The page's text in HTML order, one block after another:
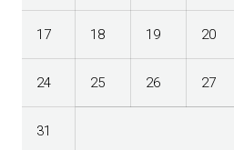
17 18 19 20
24 25 26 27
31